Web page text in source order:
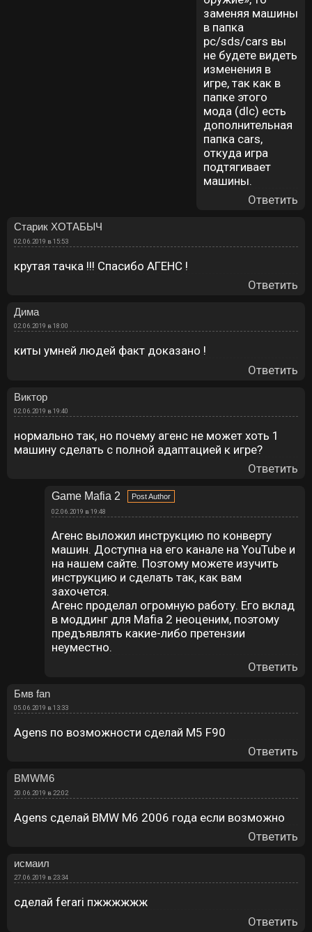
заменяя машины
в папка
pc/sds/cars вы
не будете видеть
изменения в
игре, так как в
папке этого
мода (dlc) есть
дополнительная
папка cars,
откуда игра
подтягивает
машины.
Ответить
Старик ХОТАБЫЧ
02.06.2019 в 15:53
крутая тачка !!! Спасибо АГЕНС !
Ответить
Дима
02.06.2019 в 18:00
киты умней людей факт доказано !
Ответить
Виктор
02.06.2019 в 19:40
нормально так, но почему агенс не может хоть 1
машину сделать с полной адаптацией к игре?
Ответить
Game Mafia 2
02.06.2019 в 19:48
Агенс выложил инструкцию по конверту
машин. Доступна на его канале на YouTube и
на нашем сайте. Поэтому можете изучить
инструкцию и сделать так, как вам
захочется.
Агенс проделал огромную работу. Его вклад
в моддинг для Mafia 2 неоценим, поэтому
предъявлять какие-либо претензии
неуместно.
Ответить
Бмв fan
05.06.2019 в 13:33
Agens по возможности сделай М5 F90
Ответить
BMWM6
20.06.2019 в 22:02
Agens сделай BMW M6 2006 года если возможно
Ответить
исмаил
27.06.2019 в 23:34
сделай ferari пжжжжжж
Ответить